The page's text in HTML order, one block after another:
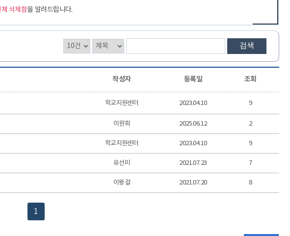
삭제함을 알려드립니다.
검색
작성자 등록일 조회
학교지원센터 2023.04.10 9
이원희 2025.06.12 2
학교지원센터 2023.04.10 9
유선미 2021.07.23 7
이왕걸 2021.07.20 8
1